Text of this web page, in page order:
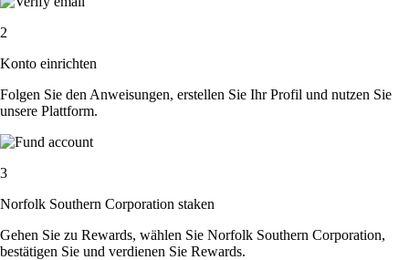
2
Konto einrichten
Folgen Sie den Anweisungen, erstellen Sie Ihr Profil und nutzen Sie
unsere Plattform.
3
Norfolk Southern Corporation staken
Gehen Sie zu Rewards, wählen Sie Norfolk Southern Corporation,
bestätigen Sie und verdienen Sie Rewards.